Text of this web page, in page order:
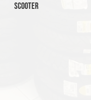
Scooter